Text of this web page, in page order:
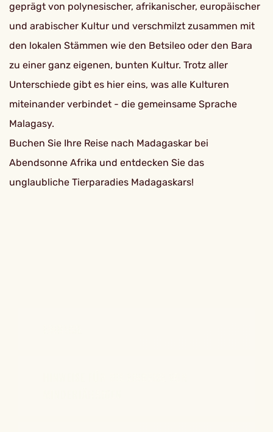
geprägt von polynesischer, afrikanischer, europäischer
und arabischer Kultur und verschmilzt zusammen mit
den lokalen Stämmen wie den Betsileo oder den Bara
zu einer ganz eigenen, bunten Kultur. Trotz aller
Unterschiede gibt es hier eins, was alle Kulturen
miteinander verbindet - die gemeinsame Sprache
Malagasy.
Buchen Sie Ihre Reise nach Madagaskar bei
Abendsonne Afrika und entdecken Sie das
unglaubliche Tierparadies Madagaskars!